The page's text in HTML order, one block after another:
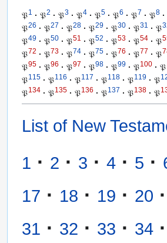
𝔓1 · 𝔓2 · 𝔓3 · 𝔓4 · 𝔓5 · 𝔓6 · 𝔓7 · 𝔓8 ·
𝔓26 · 𝔓27 · 𝔓28 · 𝔓29 · 𝔓30 · 𝔓31 · 𝔓
𝔓49 · 𝔓50 · 𝔓51 · 𝔓52 · 𝔓53 · 𝔓54 · 𝔓
𝔓72 · 𝔓73 · 𝔓74 · 𝔓75 · 𝔓76 · 𝔓77 · 𝔓
𝔓95 · 𝔓96 · 𝔓97 · 𝔓98 · 𝔓99 · 𝔓100 · 𝔓
𝔓115 · 𝔓116 · 𝔓117 · 𝔓118 · 𝔓119 · 𝔓
𝔓134 · 𝔓135 · 𝔓136 · 𝔓137 · 𝔓138 · 𝔓
List of New
1 · 2 · 3 · 4 · 5 ·
17 · 18 · 19 · 20 ·
31 · 32 · 33 · 34 ·